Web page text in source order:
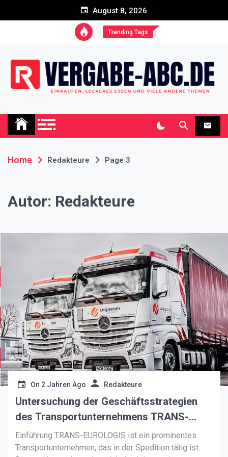
August 8, 2026
Trending Tags
Vergabe-abc.de Blog
Home Redakteure Page 3
Autor: Redakteure
On 2 Jahren Ago Redakteure
Untersuchung der Geschäftsstrategien
des Transportunternehmens TRANS-
EUROLOGIS
Einführung TRANS-EUROLOGIS ist ein prominentes
Transportunternehmen, das in der Spedition tätig ist.